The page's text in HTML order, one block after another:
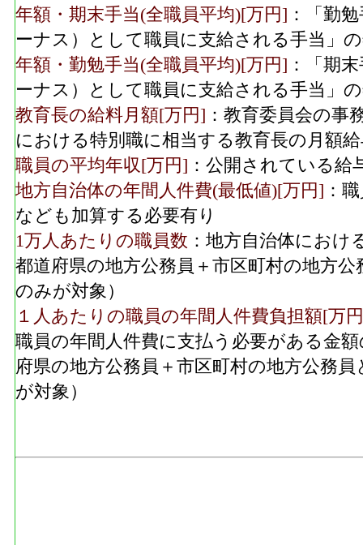
年額・期末手当(全職員平均)[万円] ：「勤
ーナス）として職員に支給される手当」
年額・勤勉手当(全職員平均)[万円] ：「期
ーナス）として職員に支給される手当」
教育長の給料月額[万円] ：教育委員会の事
における特別職に相当する教育長の月額
職員の平均年収[万円] ：公開されている
地方自治体の年間人件費(最低値)[万円] ：
なども加算する必要有り
1万人あたりの職員数 ：地方自治体におけ
都道府県の地方公務員＋市区町村の地方
のみが対象）
１人あたりの職員の年間人件費負担額[万
職員の年間人件費に支払う必要がある金
府県の地方公務員＋市区町村の地方公務
が対象）